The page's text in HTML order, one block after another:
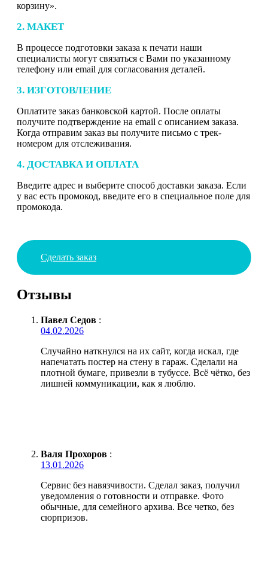
корзину».
2. МАКЕТ
В процессе подготовки заказа к печати наши
специалисты могут связаться с Вами по указанному
телефону или email для согласования деталей.
3. ИЗГОТОВЛЕНИЕ
Оплатите заказ банковской картой. После оплаты
получите подтверждение на email с описанием заказа.
Когда отправим заказ вы получите письмо с трек-
номером для отслеживания.
4. ДОСТАВКА И ОПЛАТА
Введите адрес и выберите способ доставки заказа. Если
у вас есть промокод, введите его в специальное поле для
промокода.
Сделать заказ
Отзывы
Павел Седов :
04.02.2026
Случайно наткнулся на их сайт, когда искал, где
напечатать постер на стену в гараж. Сделали на
плотной бумаге, привезли в тубуссе. Всё чётко, без
лишней коммуникации, как я люблю.
Валя Прохоров :
13.01.2026
Сервис без навязчивости. Сделал заказ, получил
уведомления о готовности и отправке. Фото
обычные, для семейного архива. Все четко, без
сюрпризов.